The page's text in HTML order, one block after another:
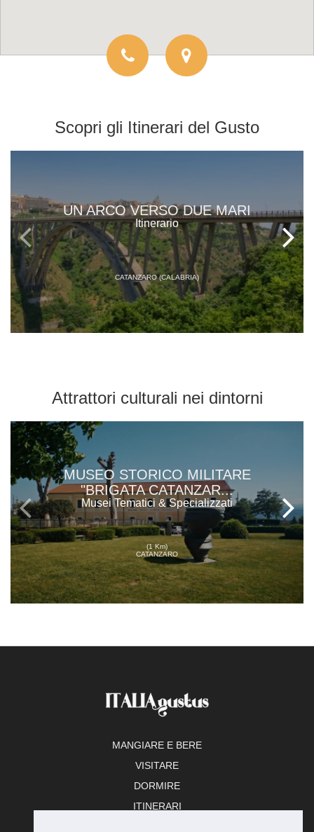
Scopri gli Itinerari del Gusto
UN ARCO VERSO DUE MARI
Itinerario
CATANZARO (CALABRIA)
Attrattori culturali nei dintorni
MUSEO STORICO MILITARE
"BRIGATA CATANZAR...
Musei Tematici & Specializzati
(1 Km)
CATANZARO
MANGIARE E BERE
VISITARE
DORMIRE
ITINERARI